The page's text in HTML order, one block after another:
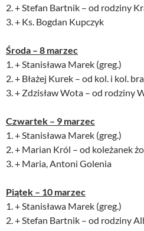
2. + Stefan Bartnik – od rodziny
3. + Ks. Bogdan Kupczyk
Środa – 8 marzec
1. + Stanisława Marek (greg.)
2. + Błażej Kurek – od kol. i kol.
3. + Zdzisław Wota – od rodziny
Czwartek – 9 marzec
1. + Stanisława Marek (greg.)
2. + Marian Król – od koleżanek
3. + Maria, Antoni Golenia
Piątek – 10 marzec
1. + Stanisława Marek (greg.)
2. + Stefan Bartnik – od rodziny